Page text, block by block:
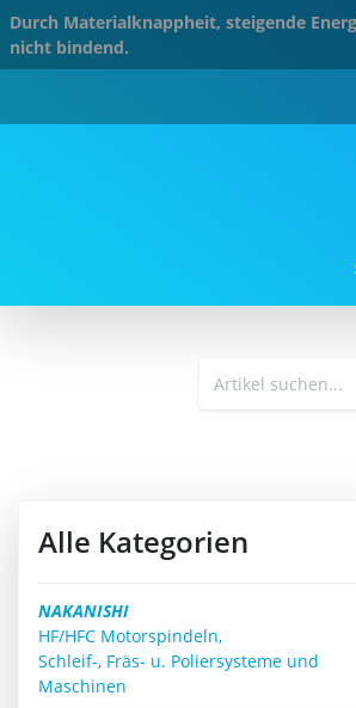
Durch Materialknappheit, steigende
nicht bindend.
Alle Kategorien
NAKANISHI
HF/HFC Motorspindeln,
Schleif-, Fräs- u. Poliersysteme und
Maschinen